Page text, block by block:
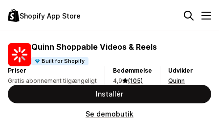
Shopify App Store
Quinn Shoppable Videos & Reels
Built for Shopify
Priser
Gratis abonnement tilgængeligt
Bedømmelse
4,9
(105)
Udvikler
Quinn
Installér
Se demobutik